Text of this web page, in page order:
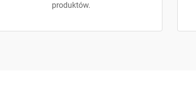
produktów.